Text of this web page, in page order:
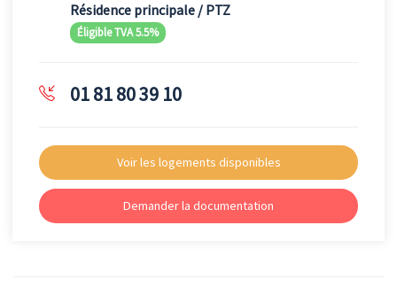
Résidence principale / PTZ
Éligible TVA 5.5%
01 81 80 39 10
Voir les logements disponibles
Demander la documentation